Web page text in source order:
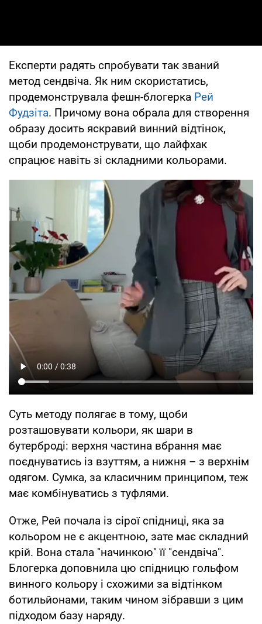
Експерти радять спробувати так званий
метод сендвіча. Як ним скористатись,
продемонструвала фешн-блогерка Рей
Фудзіта. Причому вона обрала для створення
образу досить яскравий винний відтінок,
щоби продемонструвати, що лайфхак
спрацює навіть зі складними кольорами.
Суть методу полягає в тому, щоби
розташовувати кольори, як шари в
бутерброді: верхня частина вбрання має
поєднуватись із взуттям, а нижня – з верхнім
одягом. Сумка, за класичним принципом, теж
має комбінуватись з туфлями.
Отже, Рей почала із сірої спідниці, яка за
кольором не є акцентною, зате має складний
крій. Вона стала "начинкою" її "сендвіча".
Блогерка доповнила цю спідницю гольфом
винного кольору і схожими за відтінком
ботильйонами, таким чином зібравши з цим
підходом базу наряду.